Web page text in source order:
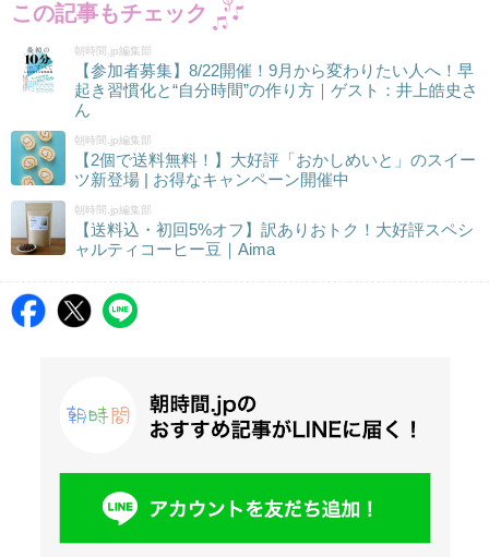
この記事もチェック
朝時間.jp編集部
【参加者募集】8/22開催！9月から変わりたい人へ！早
起き習慣化と“自分時間”の作り方｜ゲスト：井上皓史さ
ん
朝時間.jp編集部
【2個で送料無料！】大好評「おかしめいと」のスイー
ツ新登場 | お得なキャンペーン開催中
朝時間.jp編集部
【送料込・初回5%オフ】訳ありおトク！大好評スペシ
ャルティコーヒー豆｜Aima